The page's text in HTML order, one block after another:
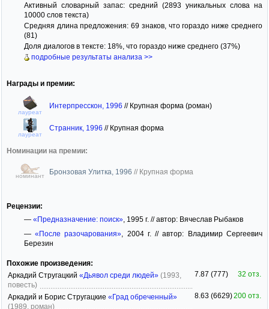
Активный словарный запас: средний (2893 уникальных слова на
10000 слов текста)
Средняя длина предложения: 69 знаков, что гораздо ниже среднего
(81)
Доля диалогов в тексте: 18%, что гораздо ниже среднего (37%)
подробные результаты анализа >>
Награды и премии:
лауреат
Интерпресскон, 1996 // Крупная форма (роман)
лауреат
Странник, 1996 // Крупная форма
Номинации на премии:
номинант Бронзовая Улитка, 1996 // Крупная форма
Рецензии:
— «Предназначение: поиск», 1995 г. // автор: Вячеслав Рыбаков
—«После разочарования» , 2004 г. // автор: Владимир Сергеевич
Березин
Похожие произведения:
Аркадий Стругацкий «Дьявол среди людей» (1993,
повесть)
7.87 (777) 32 отз.
Аркадий и Борис Стругацкие «Град обреченный»
(1989, роман)
8.63 (6629)200 отз.